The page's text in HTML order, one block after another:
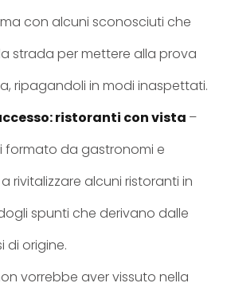
con alcuni sconosciuti che
strada per mettere alla prova
ripagandoli in modi inaspettati.
ristoranti con vista –
formato da gastronomi e
rivitalizzare alcuni ristoranti in
spunti che derivano dalle
di origine.
vorrebbe aver vissuto nella